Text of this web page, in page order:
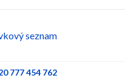
seznam
777 454 762